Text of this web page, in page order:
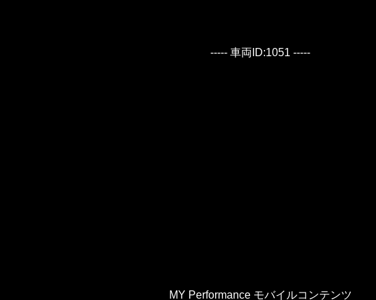
----- 車両ID:1051 -----
MY Performance モバイルコンテンツ